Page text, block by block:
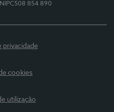
NIPC508 854 890
privacidade
cookies
utilização